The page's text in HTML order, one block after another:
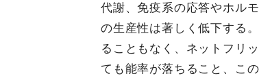
代謝、免疫系の応答やホル
の生産性は著しく低下する
ることもなく、ネットフリ
ても能率が落ちること、この